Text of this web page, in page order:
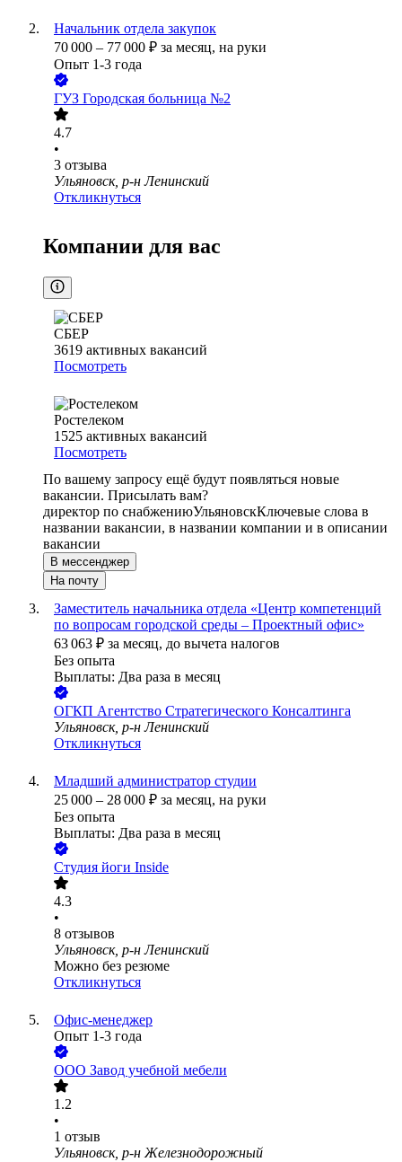
Начальник отдела закупок
70 000 – 77 000 ₽ за месяц, на руки
Опыт 1-3 года
ГУЗ Городская больница №2
4.7
•
3 отзыва
Ульяновск, р-н Ленинский
Откликнуться
Компании для вас
СБЕР
3619 активных вакансий
Посмотреть
Ростелеком
1525 активных вакансий
Посмотреть
По вашему запросу ещё будут появляться новые
вакансии. Присылать вам?
директор по снабжениюУльяновскКлючевые слова в
названии вакансии, в названии компании и в описании
вакансии
В мессенджер
На почту
Заместитель начальника отдела «Центр компетенций
по вопросам городской среды – Проектный офис»
63 063 ₽ за месяц, до вычета налогов
Без опыта
Выплаты: Два раза в месяц
ОГКП Агентство Стратегического Консалтинга
Ульяновск, р-н Ленинский
Откликнуться
Младший администратор студии
25 000 – 28 000 ₽ за месяц, на руки
Без опыта
Выплаты: Два раза в месяц
Студия йоги Inside
4.3
•
8 отзывов
Ульяновск, р-н Ленинский
Можно без резюме
Откликнуться
Офис-менеджер
Опыт 1-3 года
ООО Завод учебной мебели
1.2
•
1 отзыв
Ульяновск, р-н Железнодорожный